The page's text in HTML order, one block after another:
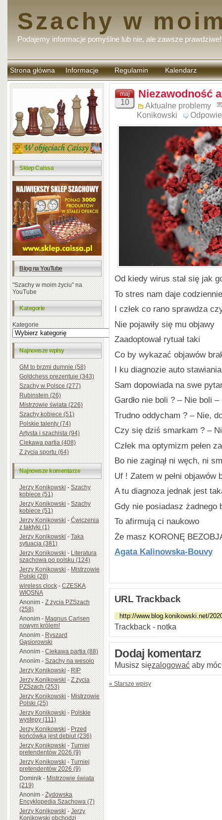
Szachy w
Podajemy informacje pomyślne lub nie, ale zawsze prawdziwe!
Strona główna Informacje Regulamin
komentarzy
Kalendarz
Sklep Caissa
Blog na YouTube
"Szachy w moim życiu" na
YouTube
Kategorie
Kategorie
Najnowsze wpisy
GM to brzmi dumnie (58)
Goldchess prezentuje (343)
Szachy w Polsce (277)
Rubinstein (26)
Mistrzowie świata (226)
Szachy kobiece (51)
Polskie talenty (74)
Artysta i szachista (94)
Ciekawa partia (408)
Z życia sportu (64)
Najnowsze komentarze
Jerzy Konikowski-Szachy
kobiece (51)
Jerzy Konikowski-Szachy
kobiece (51)
Jerzy Konikowski-Ćwiczenia
z taktyki (1)
Jerzy Konikowski-Taka
sytuacja (381)
Jerzy Konikowski-Literatura
szachowa po polsku (124)
Jerzy Konikowski-Mistrzowie
Polski (28)
wireless clock-CZESKA
WIOSNA
Anonim-Z życia PZSzach
(258)
Anonim-Magnus Carlsen
nowym królem!
Anonim-Ryszard
Gąsiorowski
Anonim-Ciekawa partia (88)
Anonim-Szachy na wesoło
Jerzy Konikowski-RIP
Jerzy Konikowski-Z życia
PZSzach (253)
Jerzy Konikowski-Mistrzowie
Polski (25)
Jerzy Konikowski-Polskie
występy (111)
Jerzy Konikowski-Przed
końcówką jest debiut (236)
Jerzy Konikowski-Turniej
pretendentów 2026 (9)
Jerzy Konikowski-Turniej
pretendentów 2026 (9)
Dominik-Mistrzowie świata
(219)
Anonim-Żydowska
Encyklopedia Szachowa (7)
Jerzy Konikowski-Jerzy
Konikowski obchodzi
maj
10
Niezawodność
Aktualne problemy
Konikowski
Od kiedy wirus stał się jak
To stres nam daje
I człek co rano sprawdza
Nie pojawiły się mu objawy
Zaadoptował rytuał taki
Co by wykazać objawów
I ku diagnozie auto stawiania
Sam dopowiada na swe
Gardło nie boli ? – Nie boli –
Trudno oddycham ? – Nie,
Czy się dziś smarkam ? –
Człek ma optymizm pełen
Bo nie zaginął ni węch, ni
Uf ! Zatem w pełni objawów
A tu diagnoza jednak jest
Gdy nie posiadasz żadnego
To afirmują ci naukowo
Że masz KORONĘ
Agata Kalinowska-Bouvy
URL Trackback
Trackback - notka
Dodaj komentarz
Musisz sięzalogować aby
« Starsze wpisy